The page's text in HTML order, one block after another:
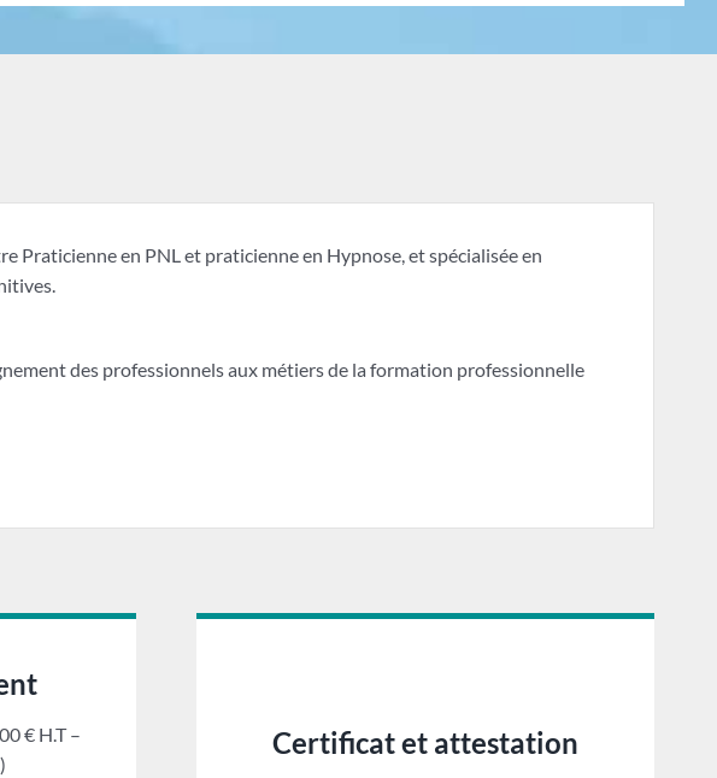
Praticienne en PNL et praticienne en Hypnose, et spécialisée en
des professionnels aux métiers de la formation professionnelle
€ H.T –
Certificat et attestation